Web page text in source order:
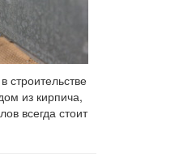
строительстве
из кирпича,
всегда стоит